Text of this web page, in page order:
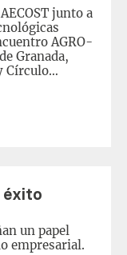
junto a
AGRO-
Granada,
Círculo
la
en el I
éxito
un papel
empresarial.